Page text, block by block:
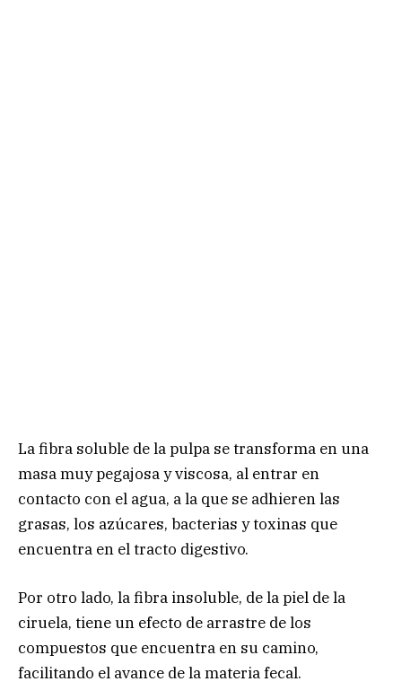
La fibra soluble de la pulpa se transforma en una
masa muy pegajosa y viscosa, al entrar en
contacto con el agua, a la que se adhieren las
grasas, los azúcares, bacterias y toxinas que
encuentra en el tracto digestivo.
Por otro lado, la fibra insoluble, de la piel de la
ciruela, tiene un efecto de arrastre de los
compuestos que encuentra en su camino,
facilitando el avance de la materia fecal.